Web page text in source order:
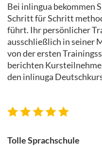
Bei inlingua bekommen
Schritt für Schritt
führt. Ihr persönlicher
ausschließlich in seiner
von der ersten
berichten
den inlinuga
Tolle Sprachschule